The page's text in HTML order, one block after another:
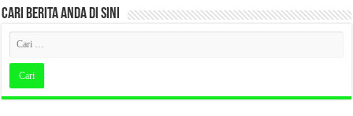
CARI BERITA ANDA DI SINI